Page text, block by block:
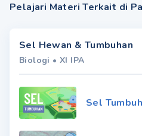
Pelajari Materi Terkait di
Sel Hewan & Tumbuhan
Biologi •XI IPA
Sel